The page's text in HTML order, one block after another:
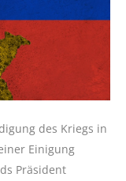
des Kriegs in
Einigung
Präsident